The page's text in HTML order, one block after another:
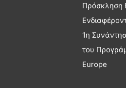
Πρόσκληση
1η
του
Europe